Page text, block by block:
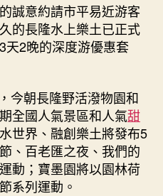
誠意約請市平易近游客
的長隆水上樂土已正式
天2晚的深度游優惠套
今朝長隆野活潑物園和
全國人氣景區和人氣甜
世界、融創樂土將發布5
、百老匯之夜、我們的
動；寶墨園將以園林荷
系列運動。